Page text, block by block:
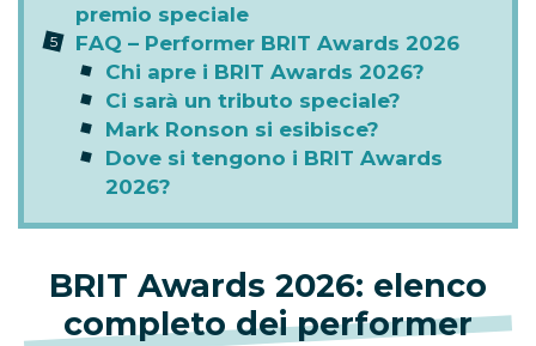
premio speciale
FAQ – Performer BRIT Awards 2026
Chi apre i BRIT Awards 2026?
Ci sarà un tributo speciale?
Mark Ronson si esibisce?
Dove si tengono i BRIT Awards
2026?
BRIT Awards 2026: elenco
completo dei performer